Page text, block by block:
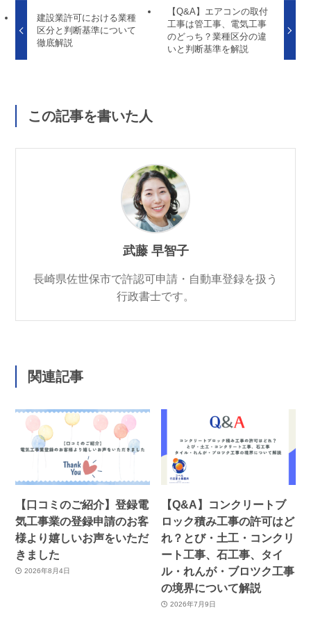
建設業許可における業種
区分と判断基準について
徹底解説
【Q&A】エアコンの取付
工事は管工事、電気工事
のどっち？業種区分の違
いと判断基準を解説
この記事を書いた人
武藤 早智子
長崎県佐世保市で許認可申請・自動車登録を扱う
行政書士です。
関連記事
【口コミのご紹介】登録電
気工事業の登録申請のお客
様より嬉しいお声をいただ
きました
2026年8月4日
【Q&A】コンクリートブ
ロック積み工事の許可はど
れ？とび・土工・コンクリ
ート工事、石工事、タイ
ル・れんが・ブロツク工事
の境界について解説
2026年7月9日